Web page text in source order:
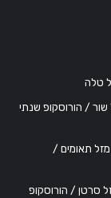
מזל שור / הורוסקופ שנתי
מזל תאומים /
מזל סרטן / הורוסקופ